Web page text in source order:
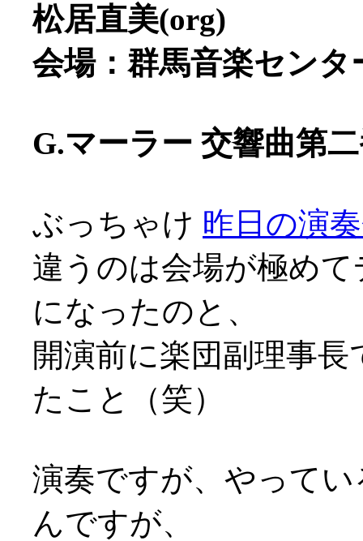
松居直美(org)
会場：群馬音楽センタ
G.マーラー 交響曲第
ぶっちゃけ 昨日の演
違うのは会場が極め
になったのと、
開演前に楽団副理事
たこと（笑）
演奏ですが、やって
んですが、